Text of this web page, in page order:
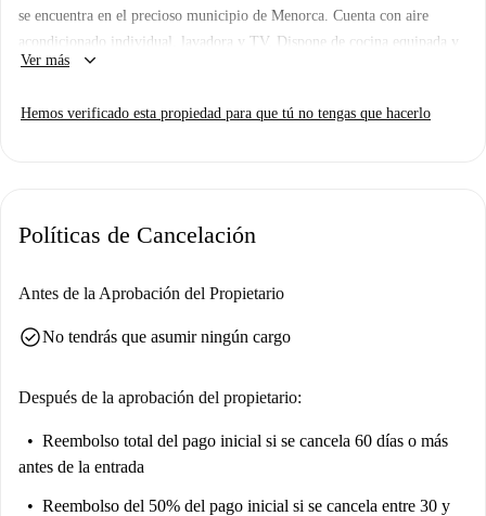
se encuentra en el precioso municipio de Menorca. Cuenta con aire
acondicionado individual, lavadora y TV. Dispone de cocina equipada y
balcón para disfrutar del entorno. No se admiten mascotas ni fumar, lo
wifi están incluidos en el alquiler. Esta propiedad está verificada por
como atracciones culturales, supermercados y restaurantes, lo que le
Ver más keyboard_arrow_down
Hemos verificado esta propiedad para que tú no tengas que hacerlo
Políticas de Cancelación
Antes de la Aprobación del Propietario
check_circleNo tendrás que asumir ningún cargo
Después de la aprobación del propietario:
Reembolso total del pago inicial si se cancela 60 días o más
antes de la entrada
Reembolso del 50% del pago inicial si se cancela entre 30 y